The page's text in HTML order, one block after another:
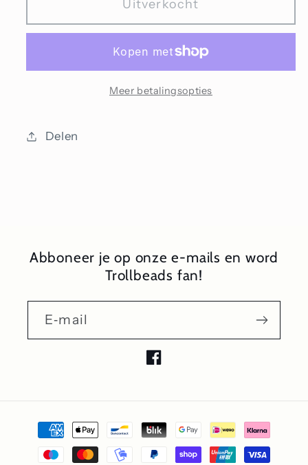
bloemblaadjes
Roze
bloemblaadjes
Uitverkocht
Meer betalingsopties
Delen
Abboneer je op onze e-mails en word
Trollbeads fan!
E‑mail
Facebook
Betaalmethoden